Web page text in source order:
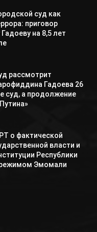
суд как
приговор
на 8,5 лет
рассмотрит
Гадоева 26
суд, а продолжение
о фактической
власти и
Республики
Эмомали